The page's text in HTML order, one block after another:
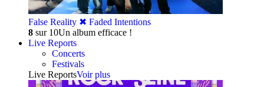
False Reality ✖︎ Faded Intentions
8 sur 10Un album efficace !
Live Reports
Concerts
Festivals
Live ReportsVoir plus